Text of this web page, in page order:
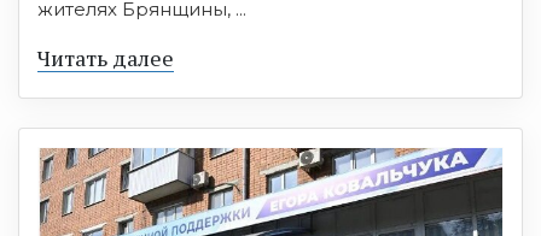
жителях Брянщины, ...
Читать далее